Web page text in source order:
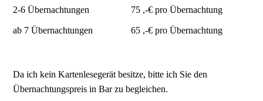
2-6 Übernachtungen 75 ,-€ pro Übernachtung
ab 7 Übernachtungen 65 ,-€ pro Übernachtung
Da ich kein Kartenlesegerät besitze, bitte ich Sie den
Übernachtungspreis in Bar zu begleichen.